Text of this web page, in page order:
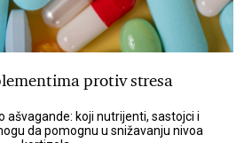
protiv stresa
ašvagande: koji nutrijenti, sastojci i
da pomognu u snižavanju nivoa